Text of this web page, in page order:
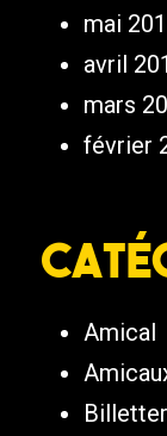
mai
avril
mars
février
Amical